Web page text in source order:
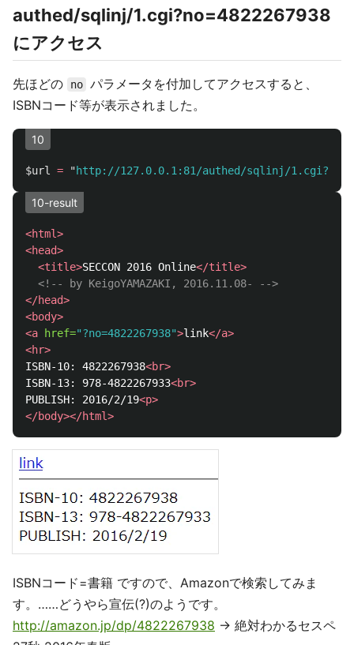
authed/sqlinj/1.cgi?no=4822267938
にアクセス
先ほどの no パラメータを付加してアクセスすると、
ISBNコード等が表示されました。
10
$url = "http://127.0.0.1:81/authed/sqlinj/
10-result
<html>
<head>
<title>SECCON 2016 Online</title>
<!-- by KeigoYAMAZAKI, 2016.11.08- -->
</head>
<body>
<a
href="?no=4822267938">link</a>
<hr>
ISBN-10: 4822267938<br>
ISBN-13: 978-4822267933<br>
PUBLISH: 2016/2/19<p>
</body></html>
ISBNコード=書籍 ですので、Amazonで検索してみま
す。……どうやら宣伝(?)のようです。
http://amazon.jp/dp/4822267938 → 絶対わかるセスペ